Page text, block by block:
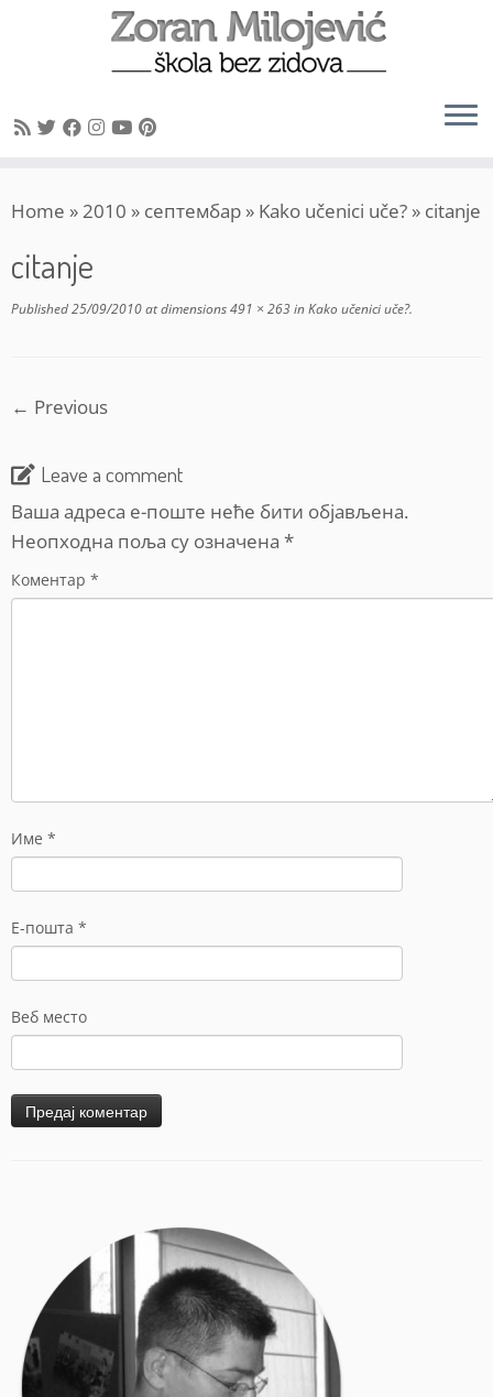
toHome »2010 » септембар » Kako učenici uče? » citanje
citanje
Published25/09/2010at dimensions491 × 263inKako učenici uče?.
← Previous
Leave a comment
Ваша адреса е-поште неће бити објављена.
Неопходна поља су означена *
Коментар *
Име *
Е-пошта *
Веб место